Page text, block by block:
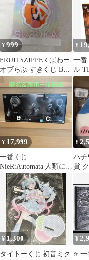
¥999
FRUITSZIPPER ぱわー
オブらぶ すきくじ B賞
クリアファイル
¥
一番
ル
OF
¥ 17,999
一番くじ
NieR:Automata 人類に栄
光あれB&C賞セット
¥
ハチ
賞
¥1,300
タイトーくじ 初音ミク
¥
⭐️